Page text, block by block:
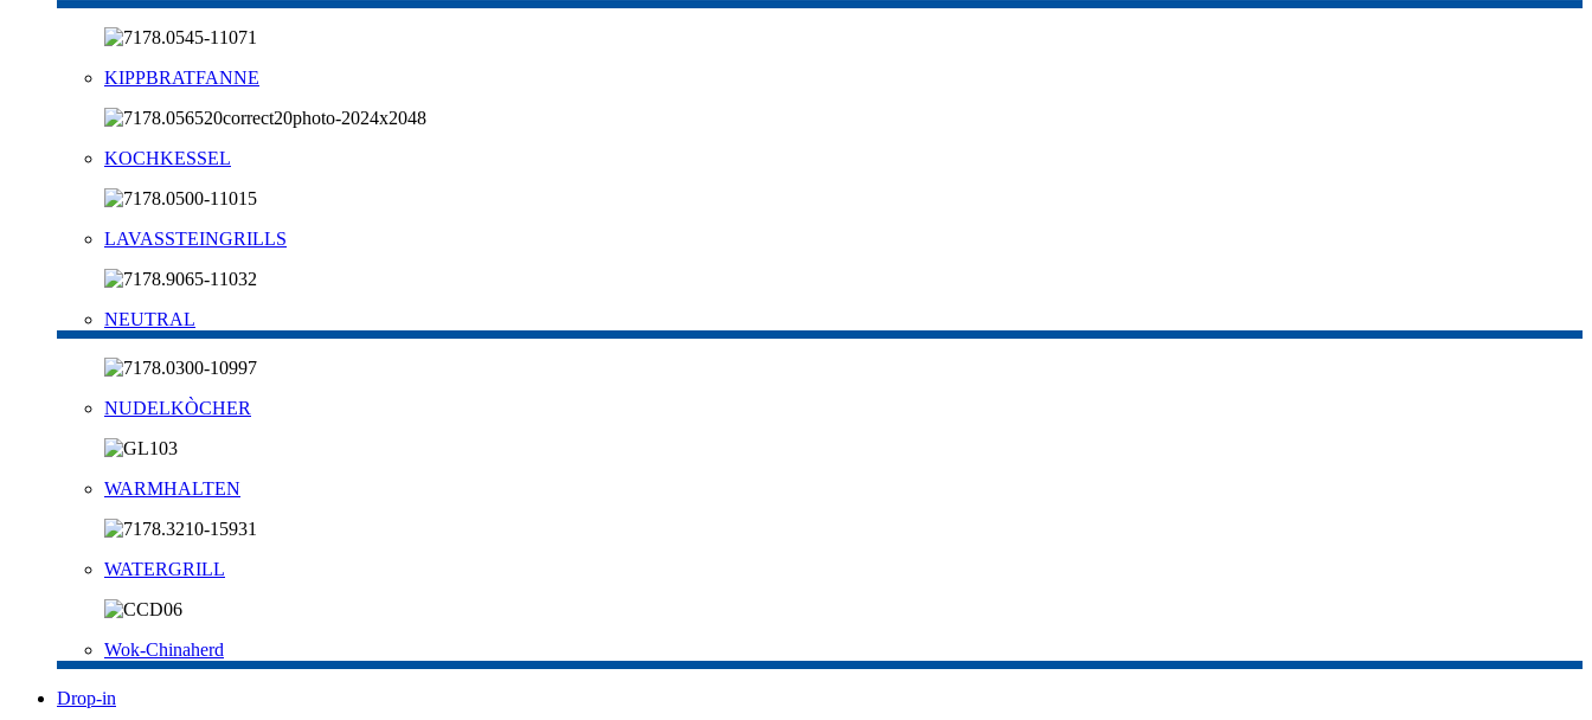
KIPPBRATFANNE
KOCHKESSEL
LAVASSTEINGRILLS
NEUTRAL
NUDELKÒCHER
WARMHALTEN
WATERGRILL
Wok-Chinaherd
Drop-in